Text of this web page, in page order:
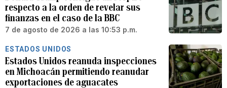
respecto a la orden de revelar sus
finanzas en el caso de la BBC
7 de agosto de 2026 a las 10:53 p.m.
ESTADOS UNIDOS
Estados Unidos reanuda inspecciones
en Michoacán permitiendo reanudar
exportaciones de aguacates